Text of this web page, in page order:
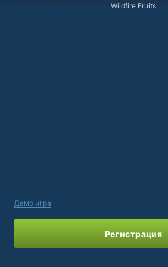
Wildfire Fruits
Демо игра
Регистрация